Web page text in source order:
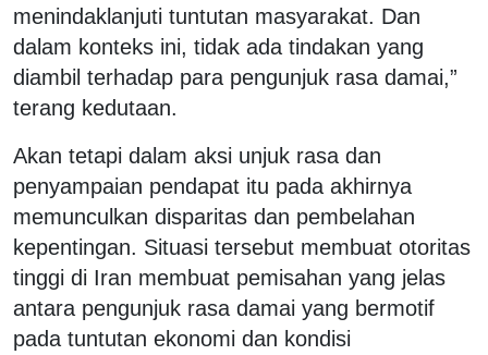
menindaklanjuti tuntutan masyarakat. Dan
dalam konteks ini, tidak ada tindakan yang
diambil terhadap para pengunjuk rasa damai,”
terang kedutaan.
Akan tetapi dalam aksi unjuk rasa dan
penyampaian pendapat itu pada akhirnya
memunculkan disparitas dan pembelahan
kepentingan. Situasi tersebut membuat otoritas
tinggi di Iran membuat pemisahan yang jelas
antara pengunjuk rasa damai yang bermotif
pada tuntutan ekonomi dan kondisi